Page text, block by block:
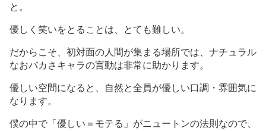
と。
優しく笑いをとることは、とても難しい。
だからこそ、初対面の人間が集まる場所では、ナチュラル
なおバカさキャラの言動は非常に助かります。
優しい空間になると、自然と全員が優しい口調・雰囲気に
なります。
僕の中で「優しい＝モテる」がニュートンの法則なので、